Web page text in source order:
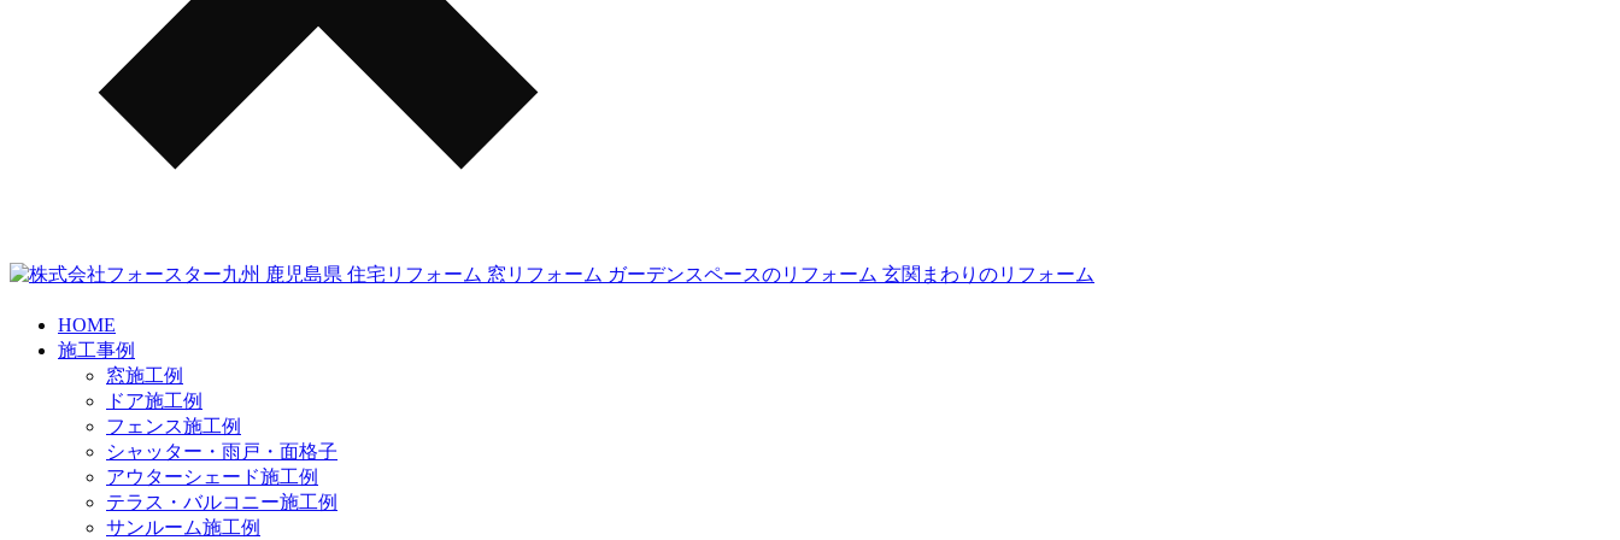
HOME
施工事例
窓施工例
ドア施工例
フェンス施工例
シャッター・雨戸・面格子
アウターシェード施工例
テラス・バルコニー施工例
サンルーム施工例